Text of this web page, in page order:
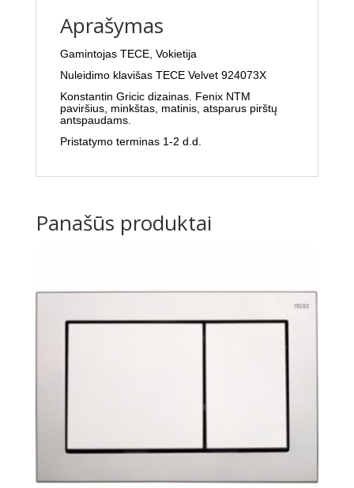
Aprašymas
Gamintojas TECE, Vokietija
Nuleidimo klavišas TECE Velvet 924073X
Konstantin Gricic dizainas. Fenix NTM
paviršius, minkštas, matinis, atsparus pirštų
antspaudams.
​Pristatymo terminas 1-2 d.d.
Panašūs produktai